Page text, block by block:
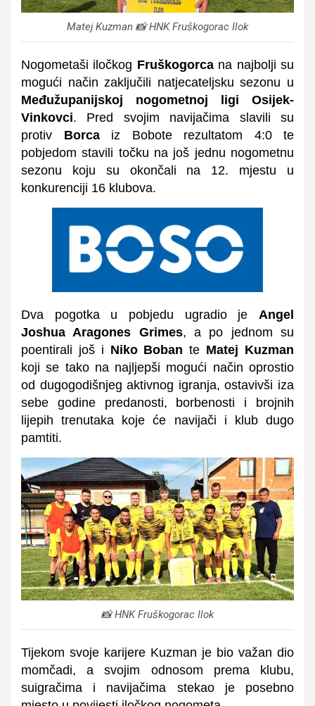
Matej Kuzman 📸 HNK Fruškogorac Ilok
Nogometaši iločkog Fruškogorcana najbolji su
mogući način zaključili natjecateljsku sezonu u
Međužupanijskoj nogometnoj ligi Osijek-
Vinkovci. Pred svojim navijačima slavili su
protiv Borcaiz Bobote rezultatom 4:0 te
pobjedom stavili točku na još jednu nogometnu
sezonu koju su okončali na 12. mjestu u
konkurenciji 16 klubova.
Dva pogotka u pobjedu ugradio je Angel
Joshua Aragones Grimes, a po jednom su
poentirali još i Niko Boban te Matej Kuzman
koji se tako na najljepši mogući način oprostio
od dugogodišnjeg aktivnog igranja,ostavivši iza
sebe godine predanosti, borbenosti i brojnih
lijepih trenutaka koje će navijači i klub dugo
pamtiti.
📸 HNK Fruškogorac Ilok
Tijekom svoje karijere Kuzman je bio važan dio
momčadi, a svojim odnosom prema klubu,
suigračima i navijačima stekao je posebno